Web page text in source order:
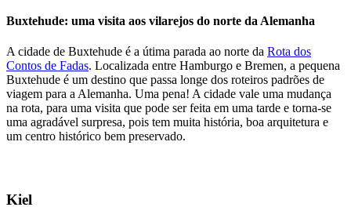
Buxtehude: uma visita aos vilarejos do norte da Alemanha
A cidade de Buxtehude é a útima parada ao norte da Rota dos
Contos de Fadas. Localizada entre Hamburgo e Bremen, a pequena
Buxtehude é um destino que passa longe dos roteiros padrões de
viagem para a Alemanha. Uma pena! A cidade vale uma mudança
na rota, para uma visita que pode ser feita em uma tarde e torna-se
uma agradável surpresa, pois tem muita história, boa arquitetura e
um centro histórico bem preservado.
Kiel